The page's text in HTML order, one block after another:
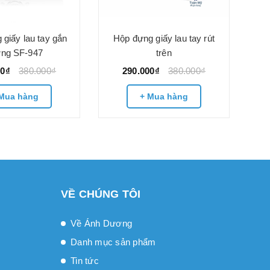
giấy lau tay gắn
SF-947
380.000₫
hàng
Hộp đựng giấy lau tay rút
trên
290.000₫
380.000₫
+ Mua hàng
VỀ CHÚNG TÔI
Về Ánh Dương
Danh mục sản phẩm
Tin tức